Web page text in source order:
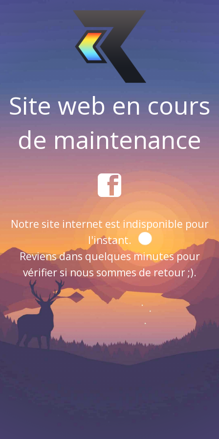
Site web en cours
de maintenance
Notre site internet est indisponible pour
l'instant.
Reviens dans quelques minutes pour
vérifier si nous sommes de retour ;).